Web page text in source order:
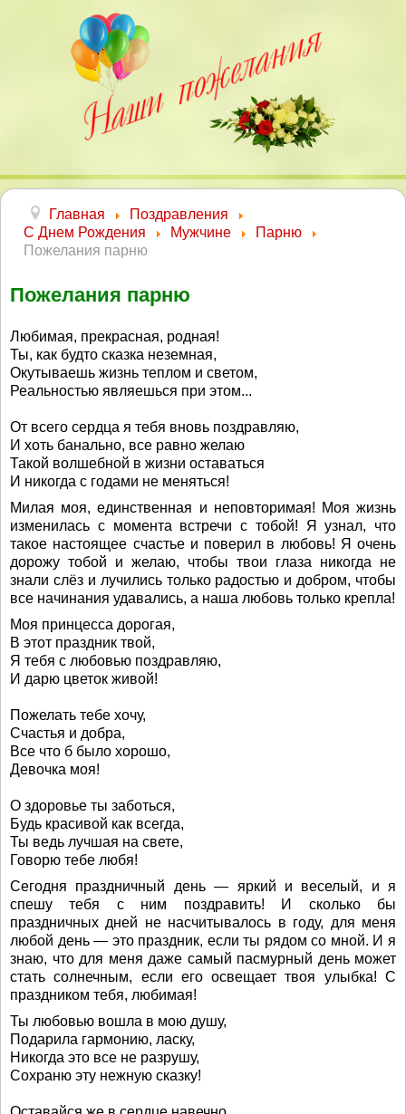
Главная
Поздравления
С Днем Рождения
Мужчине
Парню
Пожелания парню
Пожелания парню
Любимая, прекрасная, родная!
Ты, как будто сказка неземная,
Окутываешь жизнь теплом и светом,
Реальностью являешься при этом...
От всего сердца я тебя вновь поздравляю,
И хоть банально, все равно желаю
Такой волшебной в жизни оставаться
И никогда с годами не меняться!
Милая моя, единственная и неповторимая! Моя жизнь
изменилась с момента встречи с тобой! Я узнал, что
такое настоящее счастье и поверил в любовь! Я очень
дорожу тобой и желаю, чтобы твои глаза никогда не
знали слёз и лучились только радостью и добром, чтобы
все начинания удавались, а наша любовь только крепла!
Моя принцесса дорогая,
В этот праздник твой,
Я тебя с любовью поздравляю,
И дарю цветок живой!
Пожелать тебе хочу,
Счастья и добра,
Все что б было хорошо,
Девочка моя!
О здоровье ты заботься,
Будь красивой как всегда,
Ты ведь лучшая на свете,
Говорю тебе любя!
Сегодня праздничный день — яркий и веселый, и я
спешу тебя с ним поздравить! И сколько бы
праздничных дней не насчитывалось в году, для меня
любой день — это праздник, если ты рядом со мной. И я
знаю, что для меня даже самый пасмурный день может
стать солнечным, если его освещает твоя улыбка! С
праздником тебя, любимая!
Ты любовью вошла в мою душу,
Подарила гармонию, ласку,
Никогда это все не разрушу,
Сохраню эту нежную сказку!